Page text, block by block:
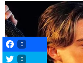
0
0